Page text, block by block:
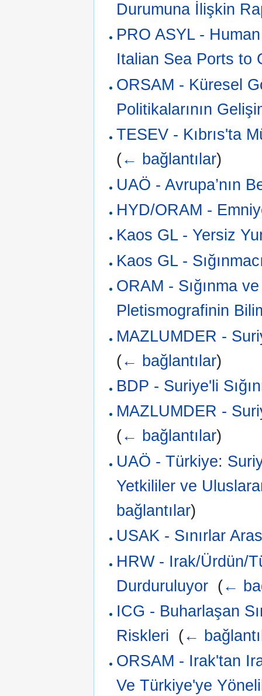
Durumuna İlişkin
PRO ASYL -
Italian Sea Ports to
ORSAM - Küresel
Politikalarının
TESEV - Kıbrıs'ta
(← bağlantılar)
UAÖ - Avrupa’nın
HYD/ORAM -
Kaos GL - Yersiz
Kaos GL -
ORAM - Sığınma
Pletismografinin
MAZLUMDER -
(← bağlantılar)
BDP - Suriye'li
MAZLUMDER -
(← bağlantılar)
UAÖ - Türkiye:
Yetkililer ve
bağlantılar)
USAK - Sınırlar
HRW - Irak/Ürdün/
Durduruluyor (←
ICG - Buharlaşan
Riskleri (←
ORSAM - Irak'tan
Ve Türkiye'ye